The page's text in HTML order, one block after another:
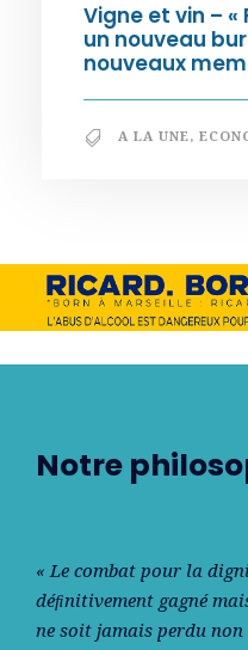
Vigne et vin – «
un nouveau
nouveaux
A LA UNE,
Notre
« Le combat pour la
déﬁnitivement gagné
ne soit jamais perdu